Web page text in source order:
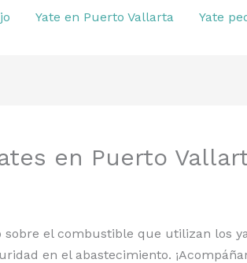
Yate en Puerto Vallarta Yate
en Puerto
sobre el combustible que utilizan los
en el abastecimiento.